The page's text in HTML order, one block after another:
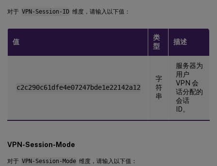
对于 VPN-Session-ID 维度，请输入以下值：
值
类
型
描述
c2c290c61dfe4e07247bde1e22142a12
字
符
串
服务器为
用户
VPN 会
话分配的
会话
ID。
VPN-Session-Mode
对于 VPN-Session-Mode 维度，请输入以下值：